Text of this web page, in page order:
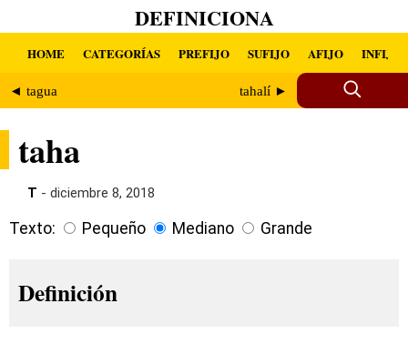
DEFINICIONA
HOME CATEGORÍAS PREFIJO SUFIJO AFIJO INFIJO
◄ tagua tahalí ►
taha
T - diciembre 8, 2018
Texto: Pequeño Mediano Grande
Definición